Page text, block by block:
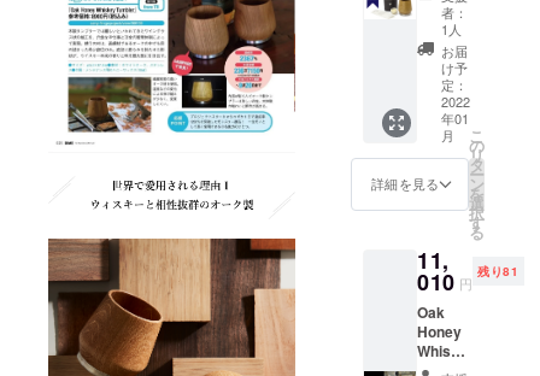
上げます。
info@fromtr.j
価格は
消費
税、送
料込み
となり
ます。
※支援者
様の数
が予想
より大
た場
合、職
人によ
り手作
業で一
つ一つ
Tumble
r 1個 タ
ンブ
ラーに
はメン
テナン
ス用の
ワック
ス
(10ml)
が付属
しま
一般販
売予定
価格
8,700円
より
10％オ
者：
1人
お届
け予
定：
2022
年01
月
詳細を見る
こ
の
リ
タ
ー
ン
を
選
択
す
る
11,
010 円
残り81
Oak
Honey
Whiske
y